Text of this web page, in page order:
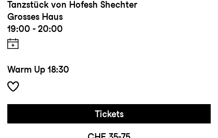
Tanzstück von Hofesh Shechter
Grosses Haus
19:00 - 20:00
Warm Up 18:30
Tickets